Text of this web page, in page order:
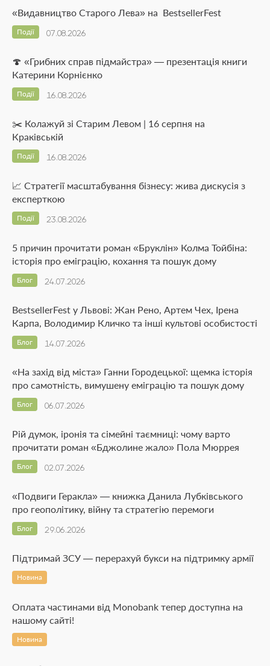
«Видавництво Старого Лева» на BestsellerFest
07.08.2026
Події
🍄 «Грибних справ підмайстра» — презентація книги
Катерини Корнієнко
16.08.2026
Події
✂️ Колажуй зі Старим Левом | 16 серпня на
Краківській
16.08.2026
Події
📈 Стратегії масштабування бізнесу: жива дискусія з
експерткою
23.08.2026
Події
5 причин прочитати роман «Бруклін» Колма Тойбіна:
історія про еміграцію, кохання та пошук дому
24.07.2026
Блог
BestsellerFest у Львові: Жан Рено, Артем Чех, Ірена
Карпа, Володимир Кличко та інші культові особистості
14.07.2026
Блог
«На захід від міста» Ганни Городецької: щемка історія
про самотність, вимушену еміграцію та пошук дому
06.07.2026
Блог
Рій думок, іронія та сімейні таємниці: чому варто
прочитати роман «Бджолине жало» Пола Мюррея
02.07.2026
Блог
«Подвиги Геракла» — книжка Данила Лубківського
про геополітику, війну та стратегію перемоги
29.06.2026
Блог
Підтримай ЗСУ — перерахуй букси на підтримку армії
Новина
Оплата частинами від Monobank тепер доступна на
нашому сайті!
Новина